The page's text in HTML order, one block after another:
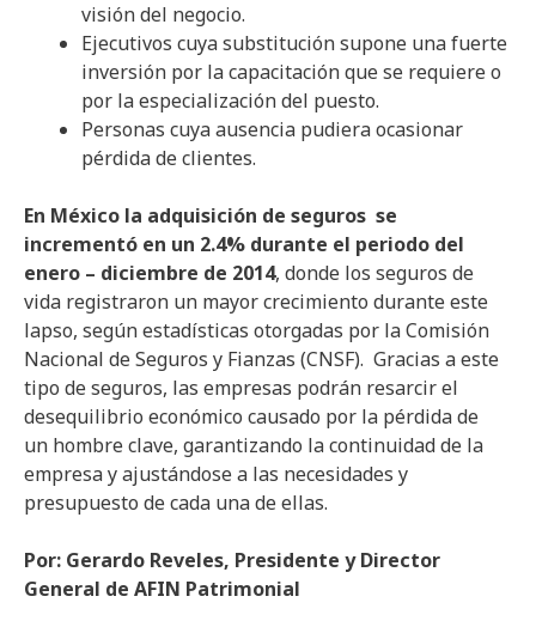
visión del negocio.
Ejecutivos cuya substitución supone una fuerte
inversión por la capacitación que se requiere o
por la especialización del puesto.
Personas cuya ausencia pudiera ocasionar
pérdida de clientes.
En México la adquisición de seguros se
incrementó en un 2.4% durante el periodo del
enero – diciembre de 2014, donde los seguros de
vida registraron un mayor crecimiento durante este
lapso, según estadísticas otorgadas por la Comisión
Nacional de Seguros y Fianzas (CNSF). Gracias a este
tipo de seguros, las empresas podrán resarcir el
desequilibrio económico causado por la pérdida de
un hombre clave, garantizando la continuidad de la
empresa y ajustándose a las necesidades y
presupuesto de cada una de ellas.
Por: Gerardo Reveles, Presidente y Director
General de AFIN Patrimonial